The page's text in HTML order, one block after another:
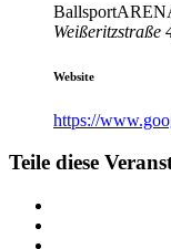
Weißeritzstraße
Website
https://
Teile diese